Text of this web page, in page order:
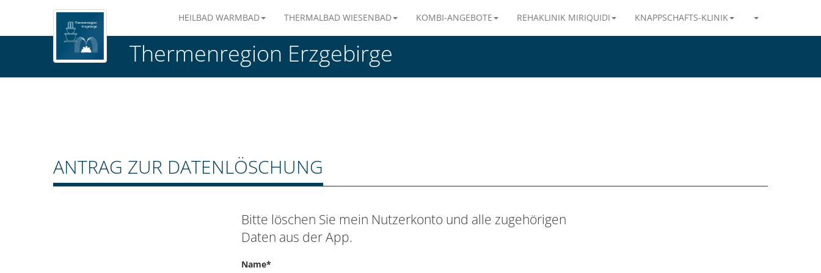
HEILBAD WARMBAD THERMALBAD WIESENBAD KOMBI-ANGEBOTE REHAKLINIK MIRIQUIDI KNAPP­SCHAFTS-KLI­NIK
Thermenregion Erzgebirge
ANTRAG ZUR DATENLÖSCHUNG
Bitte löschen Sie mein Nutzerkonto und alle zugehörigen
Daten aus der App.
Name*